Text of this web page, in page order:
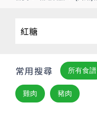
常用搜尋 所有食譜
雞肉 豬肉